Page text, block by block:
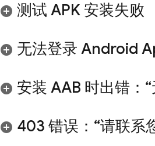
测试 APK 安装失败
无法登录 Android
安装 AAB 时出错：
403 错误：“请联系